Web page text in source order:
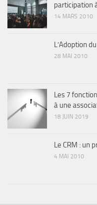
participation
14 MARS 2010
L’Adoption
28 MAI 2010
Les 7
à une
18 JUIN 2019
Le CRM : un
4 MAI 2010